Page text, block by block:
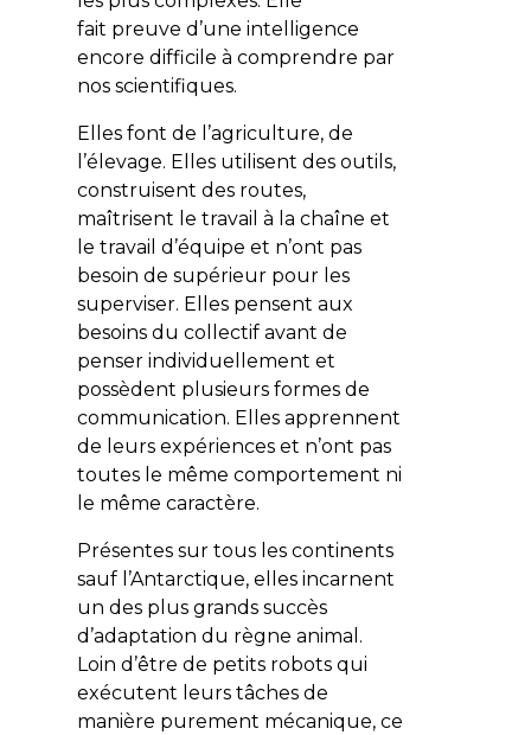
fait preuve d’une intelligence
encore difficile à comprendre par
nos scientifiques.
Elles font de l’agriculture, de
l’élevage. Elles utilisent des outils,
construisent des routes,
maîtrisent le travail à la chaîne et
le travail d’équipe et n’ont pas
besoin de supérieur pour les
superviser. Elles pensent aux
besoins du collectif avant de
penser individuellement et
possèdent plusieurs formes de
communication. Elles apprennent
de leurs expériences et n’ont pas
toutes le même comportement ni
le même caractère.
Présentes sur tous les continents
sauf l’Antarctique, elles incarnent
un des plus grands succès
d’adaptation du règne animal.
Loin d’être de petits robots qui
exécutent leurs tâches de
manière purement mécanique, ce